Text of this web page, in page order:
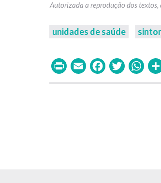
unidades de saúde
PrintEmail